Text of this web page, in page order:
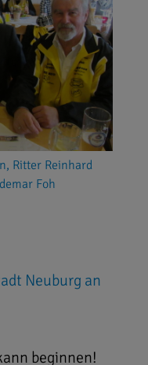
Ritter Reinhard
Foh
Neuburg an
beginnen!